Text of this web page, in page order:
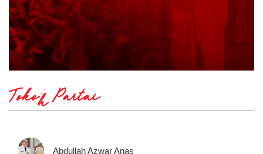
Tokoh Partai
Abdullah Azwar Anas